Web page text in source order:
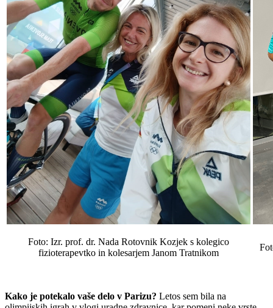
Foto: Izr. prof. dr. Nada Rotovnik Kozjek s kolegico
fizioterapevtko in kolesarjem Janom Tratnikom
Kako je potekalo vaše delo v Parizu? Letos sem bila na